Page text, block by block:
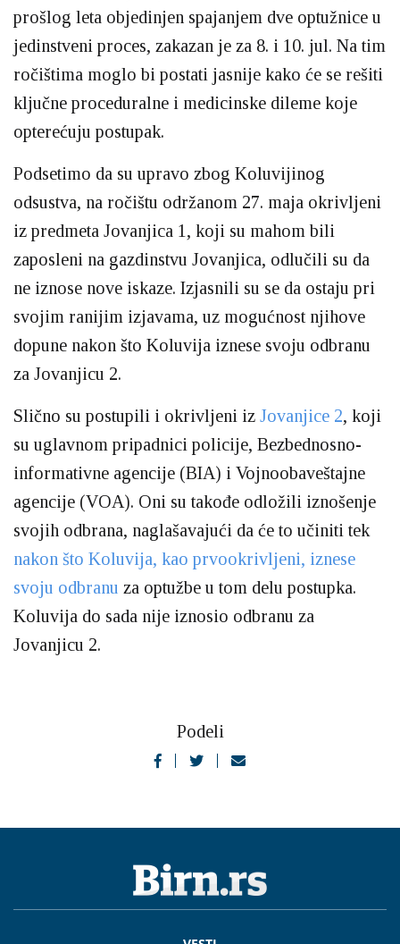
prošlog leta objedinjen spajanjem dve optužnice u
jedinstveni proces, zakazan je za 8. i 10. jul. Na tim
ročištima moglo bi postati jasnije kako će se rešiti
ključne proceduralne i medicinske dileme koje
opterećuju postupak.
Podsetimo da su upravo zbog Koluvijinog
odsustva, na ročištu održanom 27. maja okrivljeni
iz predmeta Jovanjica 1, koji su mahom bili
zaposleni na gazdinstvu Jovanjica, odlučili su da
ne iznose nove iskaze. Izjasnili su se da ostaju pri
svojim ranijim izjavama, uz mogućnost njihove
dopune nakon što Koluvija iznese svoju odbranu
za Jovanjicu 2.
Slično su postupili i okrivljeni iz Jovanjice 2, koji
su uglavnom pripadnici policije, Bezbednosno-
informativne agencije (BIA) i Vojnoobaveštajne
agencije (VOA). Oni su takođe odložili iznošenje
svojih odbrana, naglašavajući da će to učiniti tek
nakon što Koluvija, kao prvookrivljeni, iznese
svoju odbranu za optužbe u tom delu postupka.
Koluvija do sada nije iznosio odbranu za
Jovanjicu 2.
Podeli